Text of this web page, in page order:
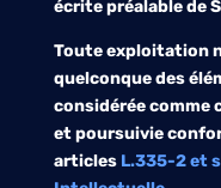
écrite préalable de
Toute exploitation
quelconque des
considérée comme
et poursuivie
articles L.335-2 et